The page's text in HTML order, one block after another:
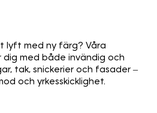
lyft med ny färg? Våra
dig med både invändig och
tak, snickerier och fasader –
och yrkesskicklighet.